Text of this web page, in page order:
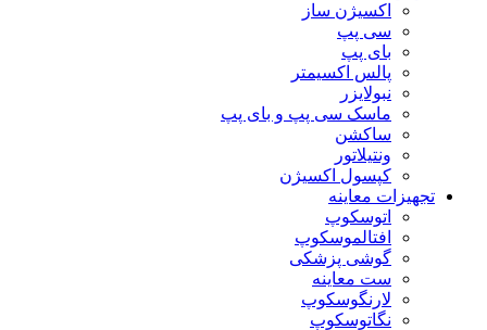
اکسیژن ساز
سی پپ
بای پپ
پالس اکسیمتر
نبولایزر
ماسک سی پپ و بای پپ
ساکشن
ونتیلاتور
کپسول اکسیژن
تجهیزات معاینه
اتوسکوپ
افتالموسکوپ
گوشی پزشکی
ست معاینه
لارنگوسکوپ
نگاتوسکوپ